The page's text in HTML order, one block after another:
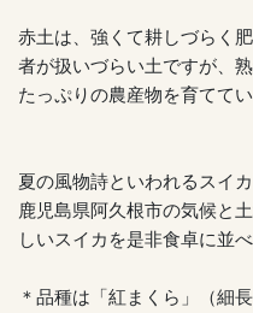
赤土は、強くて耕しづらく
者が扱いづらい土ですが、
たっぷりの農産物を育ててい
夏の風物詩といわれるスイカ
鹿児島県阿久根市の気候と
しいスイカを是非食卓に並
＊品種は「紅まくら」（細